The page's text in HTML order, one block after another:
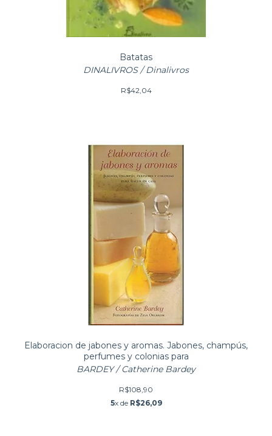
Batatas
DINALIVROS / Dinalivros
R$42,04
Elaboracion de jabones y aromas. Jabones, champús,
perfumes y colonias para
BARDEY / Catherine Bardey
R$108,90
5x de R$26,09